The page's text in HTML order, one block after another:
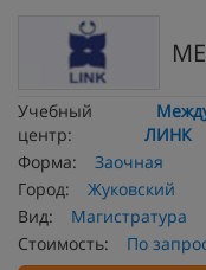
Учебный
центр:
ЛИНК
Форма:
Заочная
Город:
Жуковский
Вид:
Магистратура
Стоимость:
По